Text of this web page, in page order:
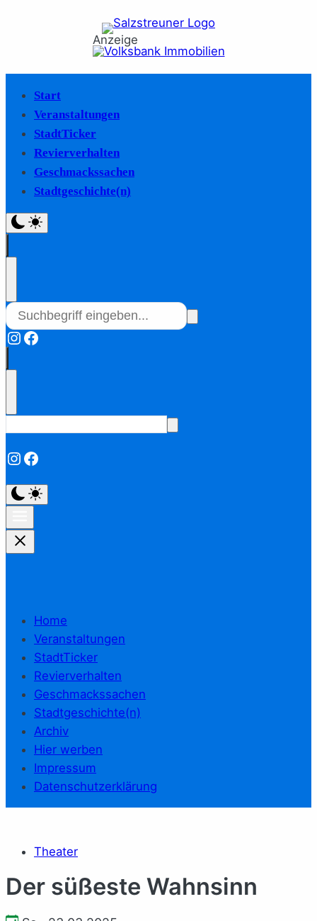
Anzeige
Start
Veranstaltungen
StadtTicker
Revierverhalten
Geschmackssachen
Stadtgeschichte(n)
Instagram
Facebook
Instagram
Facebook
Home
Veranstaltungen
StadtTicker
Revierverhalten
Geschmackssachen
Stadtgeschichte(n)
Archiv
Hier werben
Impressum
Datenschutzerklärung
Theater
Der süßeste Wahnsinn